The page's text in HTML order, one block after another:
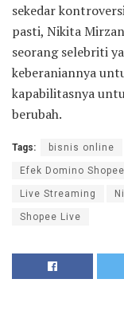
sekedar
pasti, Nikita
seorang selebriti
keberaniannya
kapabilitasnya
berubah.
Tags: bisnis online
Efek Domino
Live Streaming
Shopee Live